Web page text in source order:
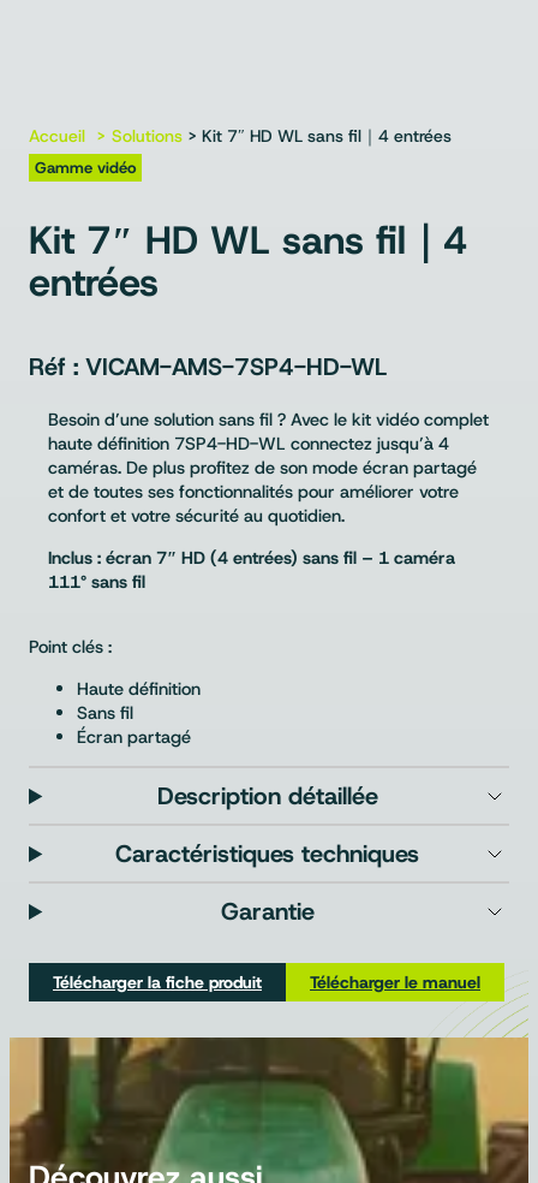
Accueil Solutions > Kit 7″ HD WL sans fil｜4 entrées
Gamme vidéo
Kit 7″ HD WL sans fil｜4
entrées
VICAM-AMS-7SP4-HD-WL
Besoin d’une solution sans fil ? Avec le kit vidéo complet
haute définition 7SP4-HD-WL connectez jusqu’à 4
caméras. De plus profitez de son mode écran partagé
et de toutes ses fonctionnalités pour améliorer votre
confort et votre sécurité au quotidien.
Inclus : écran 7″ HD (4 entrées) sans fil – 1 caméra
111° sans fil
Point clés :
Haute définition
Sans fil
Écran partagé
Description détaillée
Caractéristiques techniques
Garantie
Télécharger la fiche produit Télécharger le manuel